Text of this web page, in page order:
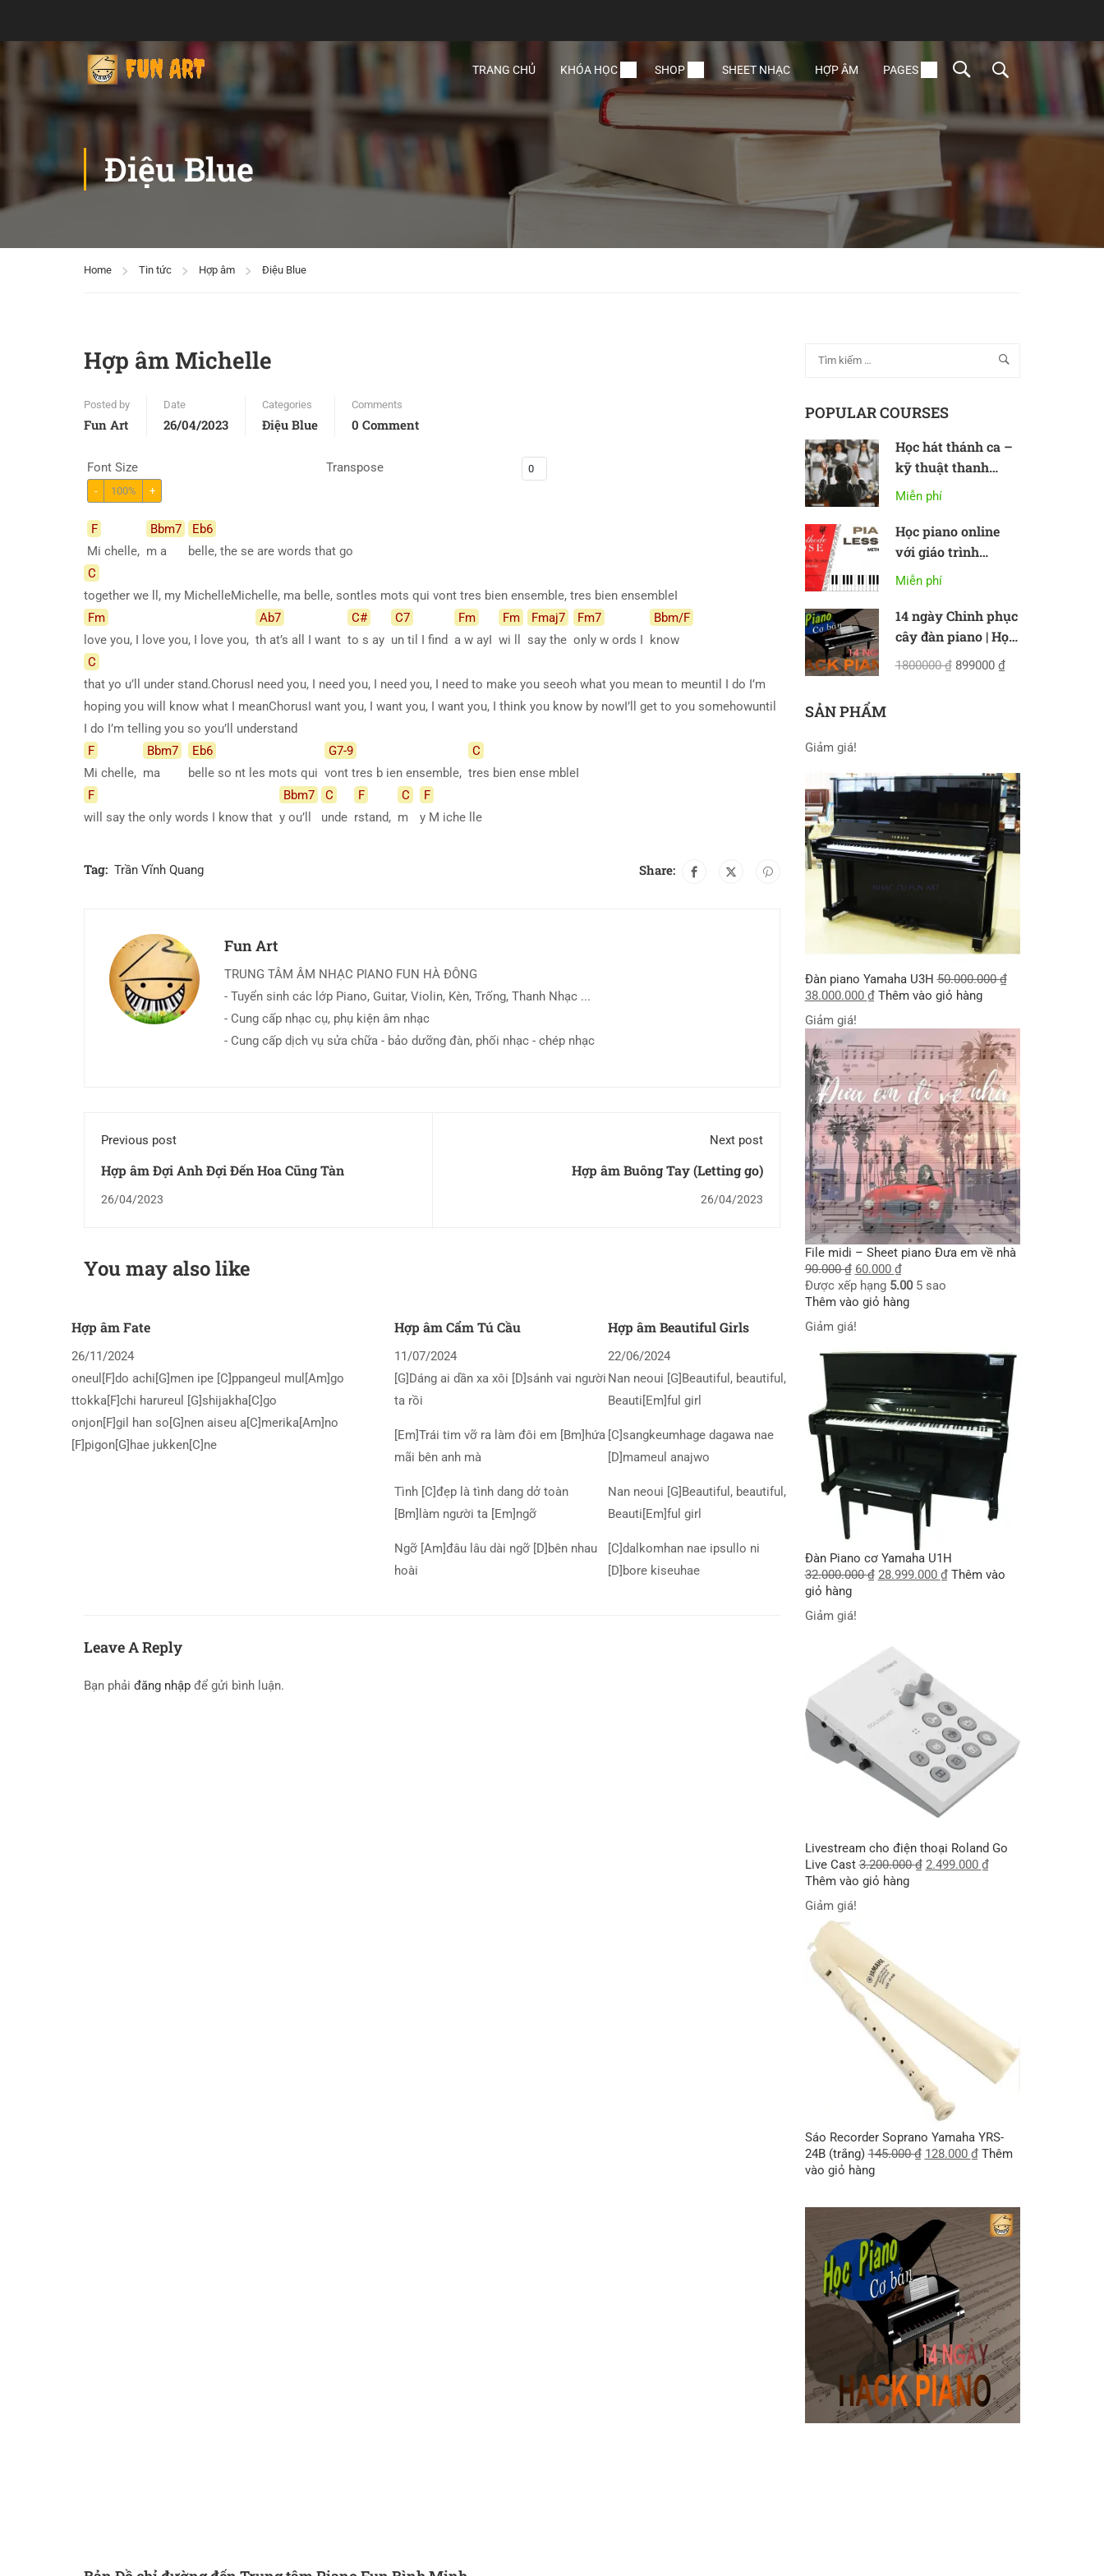
TRANG CHỦ KHÓA HỌC SHOP SHEET NHẠC HỢP ÂM PAGES
Điệu Blue
Home Tin tức Hợp âm Điệu Blue
Hợp âm Michelle
Posted by
Fun Art
Date
26/04/2023
Categories
Điệu Blue
Comments
0 Comment
Font Size
- 100% +
Transpose
F
Mi chelle,
Bbm7
m a
Eb6
belle, the se are words that go
C
together we ll, my MichelleMichelle, ma belle, sontles mots qui vont tres bien ensemble, tres bien ensembleI
Fm
love you, I love you, I love you,
Ab7
th at’s all I want
C#
to s ay
C7
un til I find
Fm
a w ayI
Fm
wi ll
Fmaj7
say the
Fm7
only w ords I
Bbm/F
know
C
that yo u’ll under stand.ChorusI need you, I need you, I need you, I need to make you seeoh what you mean to meuntil I do I’m
hoping you will know what I meanChorusI want you, I want you, I want you, I think you know by nowI’ll get to you somehowuntil
I do I’m telling you so you’ll understand
F
Mi chelle,
Bbm7
ma
Eb6
belle so nt les mots qui
G7-9
vont tres b ien ensemble,
C
tres bien ense mbleI
F
will say the only words I know that
Bbm7
y ou’ll
C
unde
F
rstand,
C
m
F
y M iche lle
Tag: Trần Vĩnh Quang Share:
Fun Art
TRUNG TÂM ÂM NHẠC PIANO FUN HÀ ĐÔNG
- Tuyển sinh các lớp Piano, Guitar, Violin, Kèn, Trống, Thanh Nhạc ...
- Cung cấp nhạc cụ, phụ kiện âm nhạc
- Cung cấp dịch vụ sửa chữa - bảo dưỡng đàn, phối nhạc - chép nhạc
Previous post
Hợp âm Đợi Anh Đợi Đến Hoa Cũng Tàn
26/04/2023
Next post
Hợp âm Buông Tay (Letting go)
26/04/2023
You may also like
Hợp âm Fate
26/11/2024
oneul[F]do achi[G]men ipe [C]ppangeul mul[Am]go
ttokka[F]chi harureul [G]shijakha[C]go
onjon[F]gil han so[G]nen aiseu a[C]merika[Am]no
[F]pigon[G]hae jukken[C]ne
Hợp âm Cẩm Tú Cầu
11/07/2024
[G]Dáng ai dần xa xôi [D]sánh vai người
ta rồi
[Em]Trái tim vỡ ra làm đôi em [Bm]hứa
mãi bên anh mà
Tình [C]đẹp là tình dang dở toàn
[Bm]làm người ta [Em]ngỡ
Ngỡ [Am]đâu lâu dài ngỡ [D]bên nhau
hoài
Hợp âm Beautiful Girls
22/06/2024
Nan neoui [G]Beautiful, beautiful,
Beauti[Em]ful girl
[C]sangkeumhage dagawa nae
[D]mameul anajwo
Nan neoui [G]Beautiful, beautiful,
Beauti[Em]ful girl
[C]dalkomhan nae ipsullo ni
[D]bore kiseuhae
Leave A Reply
Bạn phải đăng nhập để gửi bình luận.
POPULAR COURSES
Học hát thánh ca –
kỹ thuật thanh
nhạc cơ bản
Miễn phí
Học piano online
với giáo trình
Methode Rose
Miễn phí
14 ngày Chinh phục
cây đàn piano | Học
piano online cơ bản
1800000 ₫ 899000 ₫
SẢN PHẨM
Giảm giá!
Đàn piano Yamaha U3H 50.000.000₫
38.000.000 ₫ Thêm vào giỏ hàng
Giảm giá!
File midi – Sheet piano Đưa em về nhà
90.000₫ 60.000 ₫
Được xếp hạng 5.005 sao
Thêm vào giỏ hàng
Giảm giá!
Đàn Piano cơ Yamaha U1H
32.000.000₫ 28.999.000 ₫ Thêm vào
giỏ hàng
Giảm giá!
Livestream cho điện thoại Roland Go
Live Cast 3.200.000₫ 2.499.000 ₫
Thêm vào giỏ hàng
Giảm giá!
Sáo Recorder Soprano Yamaha YRS-
24B (trắng) 145.000₫ 128.000 ₫ Thêm
vào giỏ hàng